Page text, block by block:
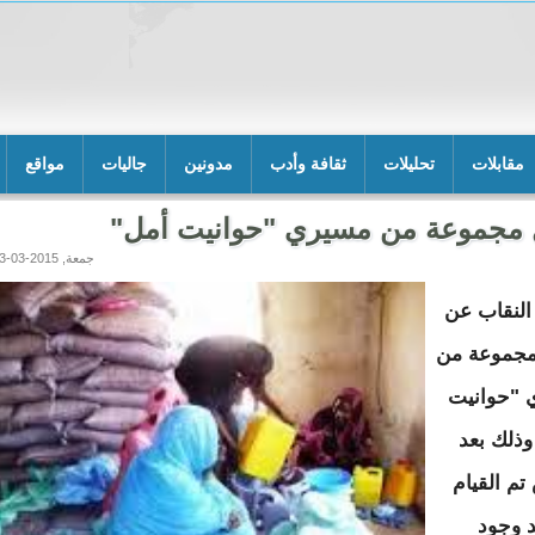
مقابلات تحليلات ثقافة وأدب مدونين جاليات مواقع
من مسيري "حوانيت أمل"
جمعة, 2015-03-13 15:50
عن
من
"حوانيت
بعد
القيام
وجود